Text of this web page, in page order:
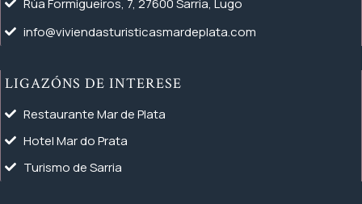
Rúa Formigueiros, 7, 27600 Sarria, Lugo
info@viviendasturisticasmardeplata.com
LIGAZÓNS DE INTERESE
Restaurante Mar de Plata
Hotel Mar do Prata
Turismo de Sarria